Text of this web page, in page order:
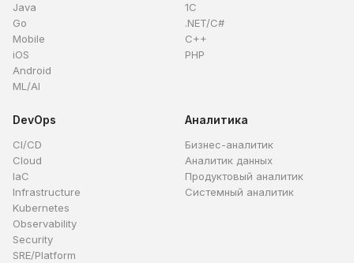
Java
Go
Mobile
iOS
Android
ML/AI
1C
.NET/C#
C++
PHP
DevOps
CI/CD
Cloud
IaC
Infrastructure
Kubernetes
Observability
Security
SRE/Platform
Аналитика
Бизнес-аналитик
Аналитик данных
Продуктовый аналитик
Системный аналитик